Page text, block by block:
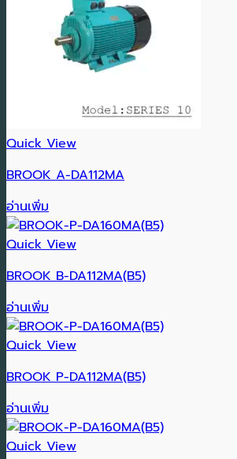
Quick View
BROOK A-DA112MA
อ่านเพิ่ม
Quick View
BROOK B-DA112MA(B5)
อ่านเพิ่ม
Quick View
BROOK P-DA112MA(B5)
อ่านเพิ่ม
Quick View